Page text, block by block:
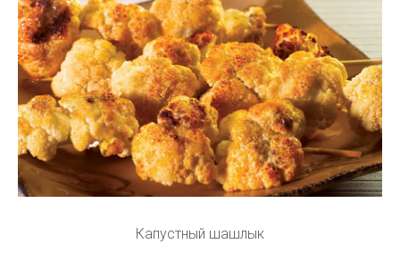
Капустный шашлык